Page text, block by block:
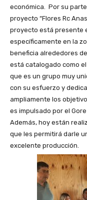
económica. Por su
proyecto “Flores Rc
proyecto está presente
específicamente en la
beneficia alrededores
está catalogado como
que es un grupo muy
con su esfuerzo y
ampliamente los
es impulsado por el
Además, hoy están
que les permitirá darle
excelente producción.